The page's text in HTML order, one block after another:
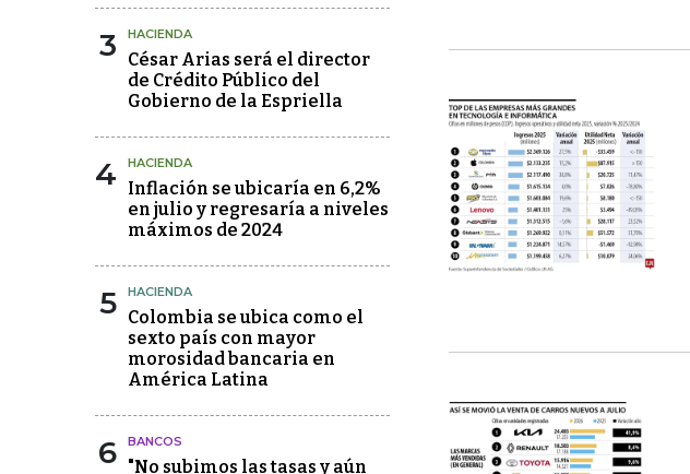
3 HACIENDA
César Arias será el director
de Crédito Público del
Gobierno de la Espriella
4 HACIENDA
Inflación se ubicaría en 6,2%
en julio y regresaría a niveles
máximos de 2024
5 HACIENDA
Colombia se ubica como el
sexto país con mayor
morosidad bancaria en
América Latina
6 BANCOS
"No subimos las tasas y aún